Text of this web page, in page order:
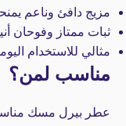
مزيج دافئ وناعم
ثبات ممتاز وفوحان
مثالي للاستخدام
مناسب لمن؟
عطر بيرل مسك